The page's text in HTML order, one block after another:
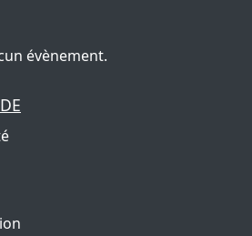
évènement.